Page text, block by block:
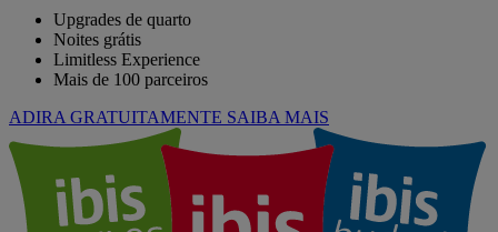
Upgrades de quarto
Noites grátis
Limitless Experience
Mais de 100 parceiros
ADIRA GRATUITAMENTE SAIBA MAIS